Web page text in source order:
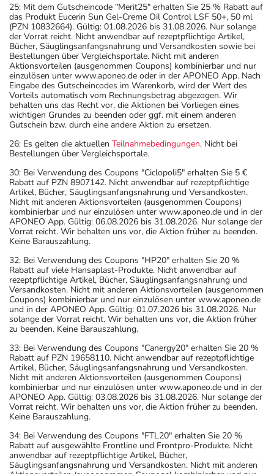
25: Mit dem Gutscheincode "Merit25" erhalten Sie 25 % Rabatt auf
das Produkt Eucerin Sun Gel-Creme Oil Control LSF 50+, 50 ml
(PZN 10832664). Gültig: 01.08.2026 bis 31.08.2026. Nur solange
der Vorrat reicht. Nicht anwendbar auf rezeptpflichtige Artikel,
Bücher, Säuglingsanfangsnahrung und Versandkosten sowie bei
Bestellungen über Vergleichsportale. Nicht mit anderen
Aktionsvorteilen (ausgenommen Coupons) kombinierbar und nur
einzulösen unter www.aponeo.de oder in der APONEO App. Nach
Eingabe des Gutscheincodes im Warenkorb, wird der Wert des
Vorteils automatisch vom Rechnungsbetrag abgezogen. Wir
behalten uns das Recht vor, die Aktionen bei Vorliegen eines
wichtigen Grundes zu beenden oder ggf. mit einem anderen
Gutschein bzw. durch eine andere Aktion zu ersetzen.
26: Es gelten die aktuellen Teilnahmebedingungen. Nicht bei
Bestellungen über Vergleichsportale.
30: Bei Verwendung des Coupons "Ciclopoli5" erhalten Sie 5 €
Rabatt auf PZN 8907142. Nicht anwendbar auf rezeptpflichtige
Artikel, Bücher, Säuglingsanfangsnahrung und Versandkosten.
Nicht mit anderen Aktionsvorteilen (ausgenommen Coupons)
kombinierbar und nur einzulösen unter www.aponeo.de und in der
APONEO App. Gültig: 06.08.2026 bis 31.08.2026. Nur solange der
Vorrat reicht. Wir behalten uns vor, die Aktion früher zu beenden.
Keine Barauszahlung.
32: Bei Verwendung des Coupons "HP20" erhalten Sie 20 %
Rabatt auf viele Hansaplast-Produkte. Nicht anwendbar auf
rezeptpflichtige Artikel, Bücher, Säuglingsanfangsnahrung und
Versandkosten. Nicht mit anderen Aktionsvorteilen (ausgenommen
Coupons) kombinierbar und nur einzulösen unter www.aponeo.de
und in der APONEO App. Gültig: 01.07.2026 bis 31.08.2026. Nur
solange der Vorrat reicht. Wir behalten uns vor, die Aktion früher
zu beenden. Keine Barauszahlung.
33: Bei Verwendung des Coupons "Canergy20" erhalten Sie 20 %
Rabatt auf PZN 19658110. Nicht anwendbar auf rezeptpflichtige
Artikel, Bücher, Säuglingsanfangsnahrung und Versandkosten.
Nicht mit anderen Aktionsvorteilen (ausgenommen Coupons)
kombinierbar und nur einzulösen unter www.aponeo.de und in der
APONEO App. Gültig: 03.08.2026 bis 31.08.2026. Nur solange der
Vorrat reicht. Wir behalten uns vor, die Aktion früher zu beenden.
Keine Barauszahlung.
34: Bei Verwendung des Coupons "FTL20" erhalten Sie 20 %
Rabatt auf ausgewählte Frontline und Frontpro-Produkte. Nicht
anwendbar auf rezeptpflichtige Artikel, Bücher,
Säuglingsanfangsnahrung und Versandkosten. Nicht mit anderen